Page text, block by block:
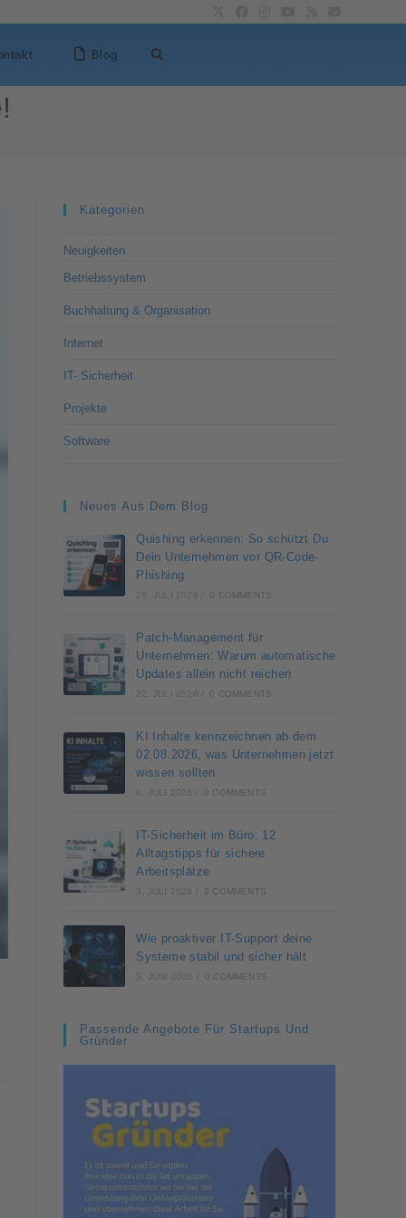
Blog
Kategorien
Neuigkeiten
Betriebssystem
Buchhaltung & Organisation
Internet
IT- Sicherheit
Projekte
Software
Neues Aus Dem Blog
Quishing erkennen: So schützt Du
Dein Unternehmen vor QR-Code-
Phishing
29. JULI 2026 0 COMMENTS
Patch-Management für
Unternehmen: Warum automatische
Updates allein nicht reichen
22. JULI 2026 0 COMMENTS
KI Inhalte kennzeichnen ab dem
02.08.2026, was Unternehmen jetzt
wissen sollten
6. JULI 2026 0 COMMENTS
IT-Sicherheit im Büro: 12
Alltagstipps für sichere
Arbeitsplätze
3. JULI 2026 2 COMMENTS
Wie proaktiver IT-Support deine
Systeme stabil und sicher hält
3. JUNI 2026 0 COMMENTS
Passende Angebote Für Startups Und
Gründer